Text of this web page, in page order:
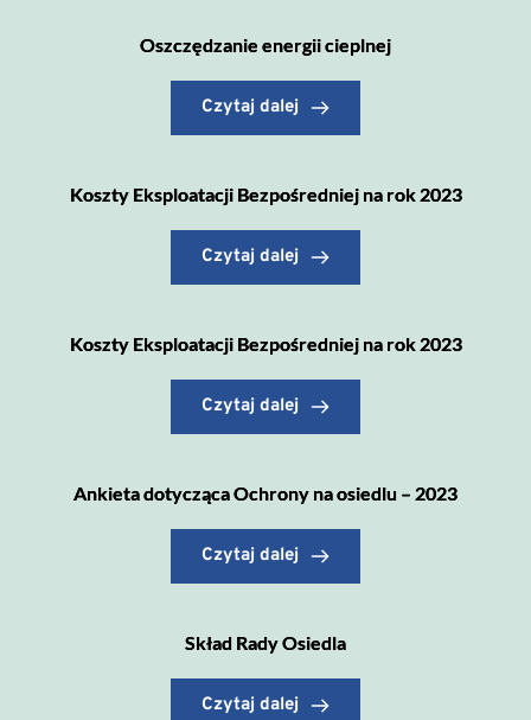
Oszczędzanie energii cieplnej
Czytaj dalej
Koszty Eksploatacji Bezpośredniej na rok 2023
Czytaj dalej
Koszty Eksploatacji Bezpośredniej na rok 2023
Czytaj dalej
Ankieta dotycząca Ochrony na osiedlu – 2023
Czytaj dalej
Skład Rady Osiedla
Czytaj dalej